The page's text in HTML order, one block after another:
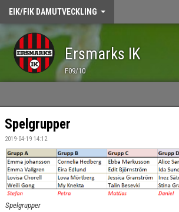
EIK/FIK DAMUTVECKLING
Ersmarks IK
F09/10
HEM
NYHETER
TRÄNING
ÖVNINGSBANK
Spelgrupper
2019-04-19 14:12
Spelgrupper